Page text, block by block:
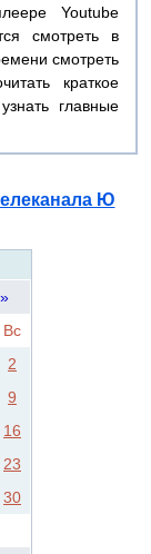
Youtube
смотреть в
смотреть
краткое
главные
Ю
Вс
2
9
16
23
30